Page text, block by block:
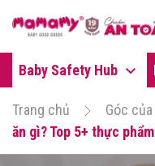
Baby Safety Hub
Trang chủ Góc
ăn gì? Top 5+ thực